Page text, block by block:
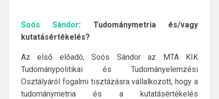
Soós Sándor: Tudománymetria és/vagy
kutatásértékelés?
Az első előadó, Soós Sándor az MTA KIK
Tudománypolitikai és Tudományelemzési
Osztályáról fogalmi tisztázásra vállalkozott, hogy a
tudománymetria és a kutatásértékelés